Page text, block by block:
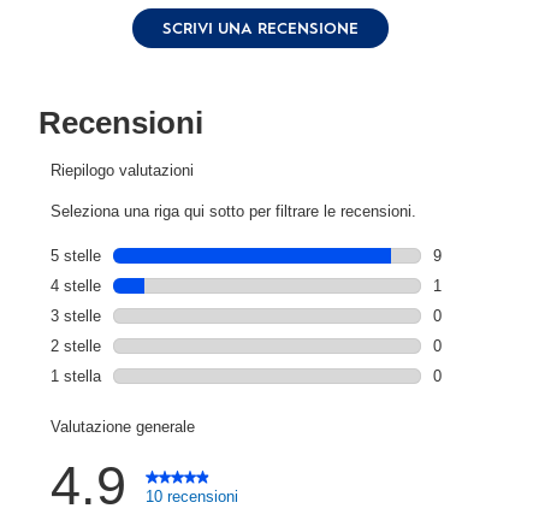
recensioni.
Stesso
link
SCRIVI UNA RECENSIONE